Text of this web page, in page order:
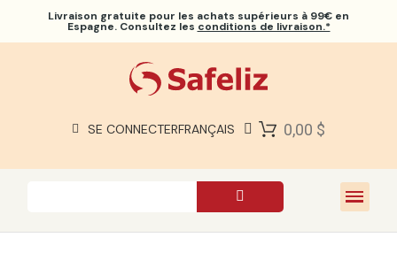
Livraison gratuite pour les achats supérieurs à 99€ en
Espagne. Consultez les conditions de livraison.*
SE CONNECTERFRANÇAIS 0,00 $
À PROPOS DE NOUS